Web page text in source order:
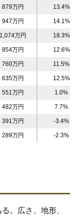
946万円 5.6%
1,235万円 14.3%
1,379万円 20.2%
1,233万円 17.4%
889万円 10.4%
1,544万円 19.8%
1,248万円 17.4%
1,070万円 16.5%
1,169万円 13.1%
982万円 13.2%
万円 10.3%
万円 35.5%
879万円 13.4%
947万円 14.1%
1,074万円 18.3%
854万円 12.6%
760万円 11.5%
635万円 12.5%
551万円 1.0%
482万円 7.7%
391万円 -3.4%
289万円 -2.3%
。広さ、地形、